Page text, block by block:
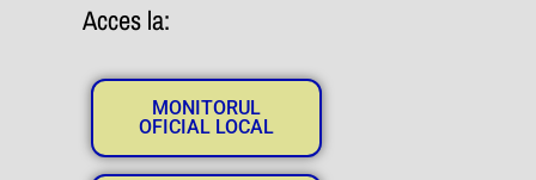
Acces la:
MONITORUL
OFICIAL LOCAL